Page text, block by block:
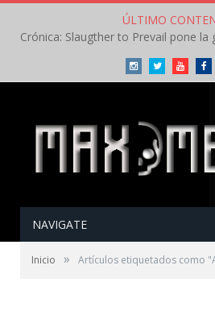
ÚLTIMO
InstagramTwitterYoutube
NAVIGATE
Inicio » Artículos etiquetados como